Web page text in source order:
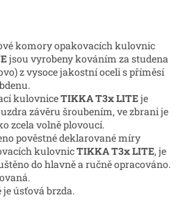
komory opakovacích kulovnic
jsou vyrobeny kováním za studena
z vysoce jakostní oceli s příměsí
kulovniceTIKKA T3x LITEje
závěru šroubením, ve zbrani je
zcela volně plovoucí.
pověstné deklarované míry
kulovnicTIKKA T3x LITE, je
do hlavně a ručně opracováno.
úsťová brzda.